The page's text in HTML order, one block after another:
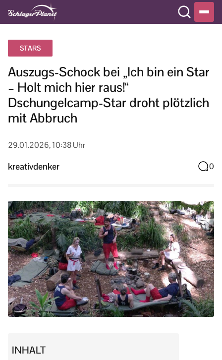
STARS
Auszugs-Schock bei „Ich bin ein Star
– Holt mich hier raus!“
Dschungelcamp-Star droht plötzlich
mit Abbruch
29.01.2026, 10:38 Uhr
kreativdenker 0
INHALT